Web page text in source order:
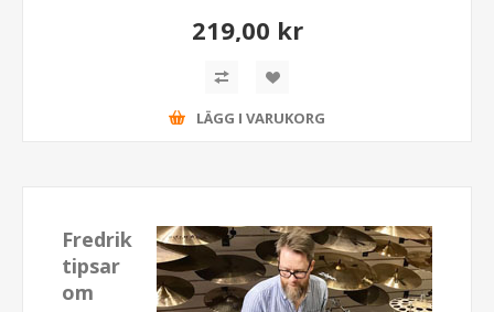
219,00 kr
LÄGG I VARUKORG
Fredrik
tipsar
om